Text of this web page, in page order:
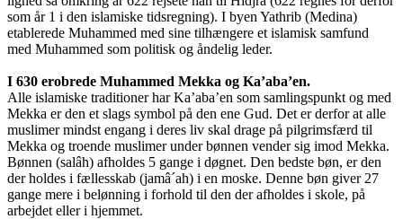
som år 1 i den islamiske tidsregning). I byen Yathrib (Medina)
etablerede Muhammed med sine tilhængere et islamisk samfund
med Muhammed som politisk og åndelig leder.
I 630 erobrede Muhammed Mekka og Ka’aba’en.
Alle islamiske traditioner har Ka’aba’en som samlingspunkt og med
Mekka er den et slags symbol på den ene Gud. Det er derfor at alle
muslimer mindst engang i deres liv skal drage på pilgrimsfærd til
Mekka og troende muslimer under bønnen vender sig imod Mekka.
Bønnen (salâh) afholdes 5 gange i døgnet. Den bedste bøn, er den
der holdes i fællesskab (jamâ´ah) i en moske. Denne bøn giver 27
gange mere i belønning i forhold til den der afholdes i skole, på
arbejdet eller i hjemmet.